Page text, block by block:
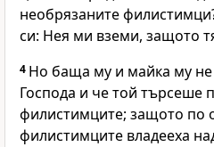
необрязаните
си: Нея ми вземи, защото
4 Но баща му и майка му не
Господа и че той търсеше
филистимците; защото по
филистимците владееха